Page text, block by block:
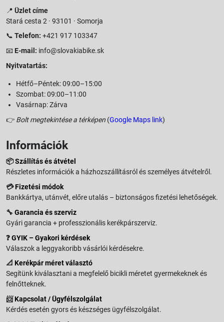
📍 Üzlet címe
Stará cesta 2 · 93101 · Somorja
📞 Telefon: +421 917 103347
📧 E-mail: info@slovakiabike.sk
Nyitvatartás:
Hétfő–Péntek: 09:00–15:00
Szombat: 09:00–11:00
Vasárnap: Zárva
👉 Bolt megtekintése a térképen (Google Maps link)
Információk
📦Szállítás és átvétel
Részletes információk a házhozszállításról és személyes átvételről.
💳Fizetési módok
Bankkártya, utánvét, előre utalás – biztonságos fizetési lehetőségek.
🔧 Garancia és szerviz
Gyári garancia + professzionális kerékpárszerviz.
❓GYIK – Gyakori kérdések
Válaszok a leggyakoribb vásárlói kérdésekre.
📐 Kerékpár méret választó
Segítünk kiválasztani a megfelelő bicikli méretet gyermekeknek és
felnőtteknek.
📨Kapcsolat / Ügyfélszolgálat
Kérdés esetén gyors és készséges ügyfélszolgálat.